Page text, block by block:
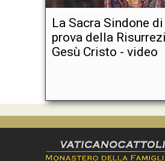
La Sacra Sindone
prova della
Gesù Cristo - video